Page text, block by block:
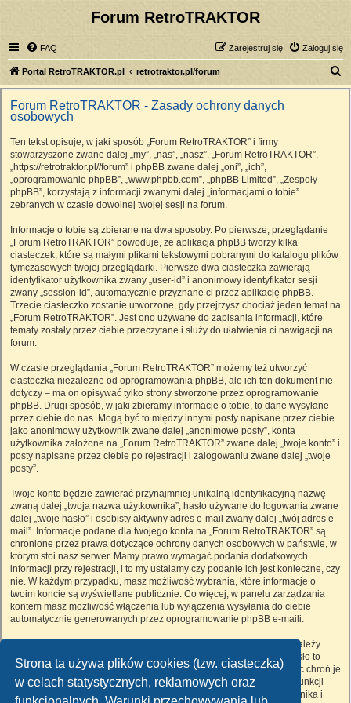
Strona ta używa plików cookies (tzw. ciasteczka)
w celach statystycznych, reklamowych oraz
Forum RetroTRAKTOR
FAQ Zaloguj się
Zarejestruj się
Portal RetroTRAKTOR.pl retrotraktor.pl/forum
z
Forum RetroTRAKTOR - Zasady ochrony danych
osobowych
Ten tekst opisuje, w jaki sposób „Forum RetroTRAKTOR” i firmy
stowarzyszone zwane dalej „my”, „nas”, „nasz”, „Forum RetroTRAKTOR”,
„https://retrotraktor.pl//forum” i phpBB zwane dalej „oni”, „ich”,
„oprogramowanie phpBB”, „www.phpbb.com”, „phpBB Limited”, „Zespoły
phpBB”, korzystają z informacji zwanymi dalej „informacjami o tobie”
zebranych w czasie dowolnej twojej sesji na forum.
Informacje o tobie są zbierane na dwa sposoby. Po pierwsze, przeglądanie
„Forum RetroTRAKTOR” powoduje, że aplikacja phpBB tworzy kilka
ciasteczek, które są małymi plikami tekstowymi pobranymi do katalogu plików
tymczasowych twojej przeglądarki. Pierwsze dwa ciasteczka zawierają
identyfikator użytkownika zwany „user-id” i anonimowy identyfikator sesji
zwany „session-id”, automatycznie przyznane ci przez aplikację phpBB.
Trzecie ciasteczko zostanie utworzone, gdy przejrzysz chociaż jeden temat na
„Forum RetroTRAKTOR”. Jest ono używane do zapisania informacji, które
tematy zostały przez ciebie przeczytane i służy do ułatwienia ci nawigacji na
forum.
W czasie przeglądania „Forum RetroTRAKTOR” możemy też utworzyć
ciasteczka niezależne od oprogramowania phpBB, ale ich ten dokument nie
dotyczy – ma on opisywać tylko strony stworzone przez oprogramowanie
phpBB. Drugi sposób, w jaki zbieramy informacje o tobie, to dane wysyłane
przez ciebie do nas. Mogą być to między innymi posty napisane przez ciebie
jako anonimowy użytkownik zwane dalej „anonimowe posty”, konta
użytkownika założone na „Forum RetroTRAKTOR” zwane dalej „twoje konto” i
posty napisane przez ciebie po rejestracji i zalogowaniu zwane dalej „twoje
posty”.
Twoje konto będzie zawierać przynajmniej unikalną identyfikacyjną nazwę
zwaną dalej „twoja nazwa użytkownika”, hasło używane do logowania zwane
dalej „twoje hasło” i osobisty aktywny adres e-mail zwany dalej „twój adres e-
mail”. Informacje podane dla twojego konta na „Forum RetroTRAKTOR” są
chronione przez prawa dotyczące ochrony danych osobowych w państwie, w
którym stoi nasz serwer. Mamy prawo wymagać podania dodatkowych
informacji przy rejestracji, i to my ustalamy czy podanie ich jest konieczne, czy
nie. W każdym przypadku, masz możliwość wybrania, które informacje o
twoim koncie są wyświetlane publicznie. Co więcej, w panelu zarządzania
kontem masz możliwość włączenia lub wyłączenia wysyłania do ciebie
automatycznie generowanych przez oprogramowanie phpBB e-maili.
Twoje hasło jest zaszyfrowane, więc jest bezpieczne, niemniej nie należy
używać tego samego hasła na różnych witrynach internetowych. Hasło to
umożliwia dostęp do twojego konta na „Forum RetroTRAKTOR”, więc chroń je
i w żadnym wypadku nie podawajnikomu. Jeśli je zapomnisz, użyj funkcji
„Nie pamiętam hasła”. Witryna poprosi cię o podanie nazwy użytkownika i